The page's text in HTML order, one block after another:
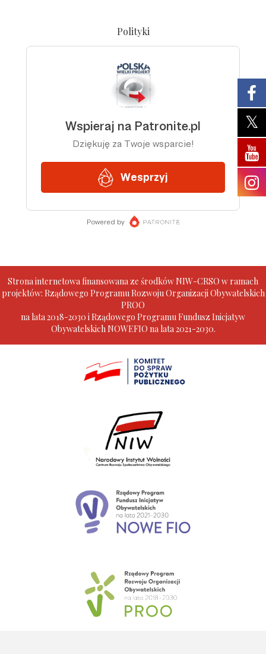
Polityki
Strona internetowa finansowana ze środków NIW-CRSO w ramach
projektów: Rządowego Programu Rozwoju Organizacji Obywatelskich
PROO
na lata 2018-2030 i Rządowego Programu Fundusz Inicjatyw
Obywatelskich NOWEFIO na lata 2021-2030.